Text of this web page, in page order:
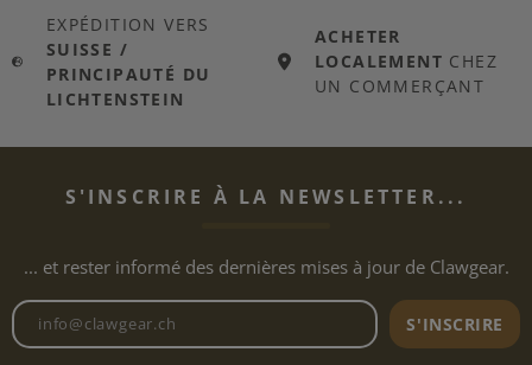
EXPÉDITION VERS
SUISSE /
PRINCIPAUTÉ DU
LICHTENSTEIN
ACHETER
LOCALEMENT CHEZ
UN COMMERÇANT
S'INSCRIRE À LA NEWSLETTER...
... et rester informé des dernières mises à jour de Clawgear.
Adresse e-mail de laS'INSCRIRE